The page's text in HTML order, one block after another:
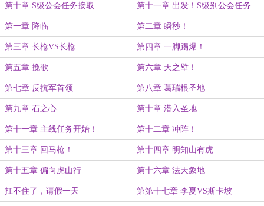
假）
第十章 S级公会任务接取 第十一章 出发！S级别公会任务
第一章 降临 第二章 瞬秒！
第三章 长枪VS长枪 第四章 一脚踢爆！
第五章 挽歌 第六章 天之壁！
第七章 反抗军首领 第八章 葛瑞根圣地
第九章 石之心 第十章 潜入圣地
第十一章 主线任务开始！ 第十二章 冲阵！
第十三章 回马枪！ 第十四章 明知山有虎
第十五章 偏向虎山行 第十六章 法天象地
扛不住了，请假一天 第第十七章 李夏VS斯卡坡